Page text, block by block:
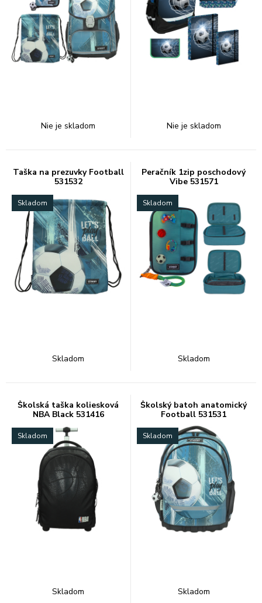
Nie je skladom Nie je skladom
Taška na prezuvky Football
531532
Skladom
Skladom
Peračník 1zip poschodový
Vibe 531571
Skladom
Skladom
Školská taška koliesková
NBA Black 531416
Skladom
Skladom
Školský batoh anatomický
Football 531531
Skladom
Skladom